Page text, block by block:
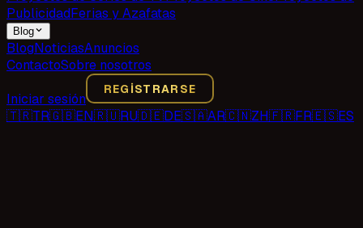
PublicidadFerias y Azafatas
Blog
BlogNoticiasAnuncios
ContactoSobre nosotros
Iniciar sesión
REGISTRARSE
🇹🇷TR🇬🇧EN🇷🇺RU🇩🇪DE🇸🇦AR🇨🇳ZH🇫🇷FR🇪🇸ES